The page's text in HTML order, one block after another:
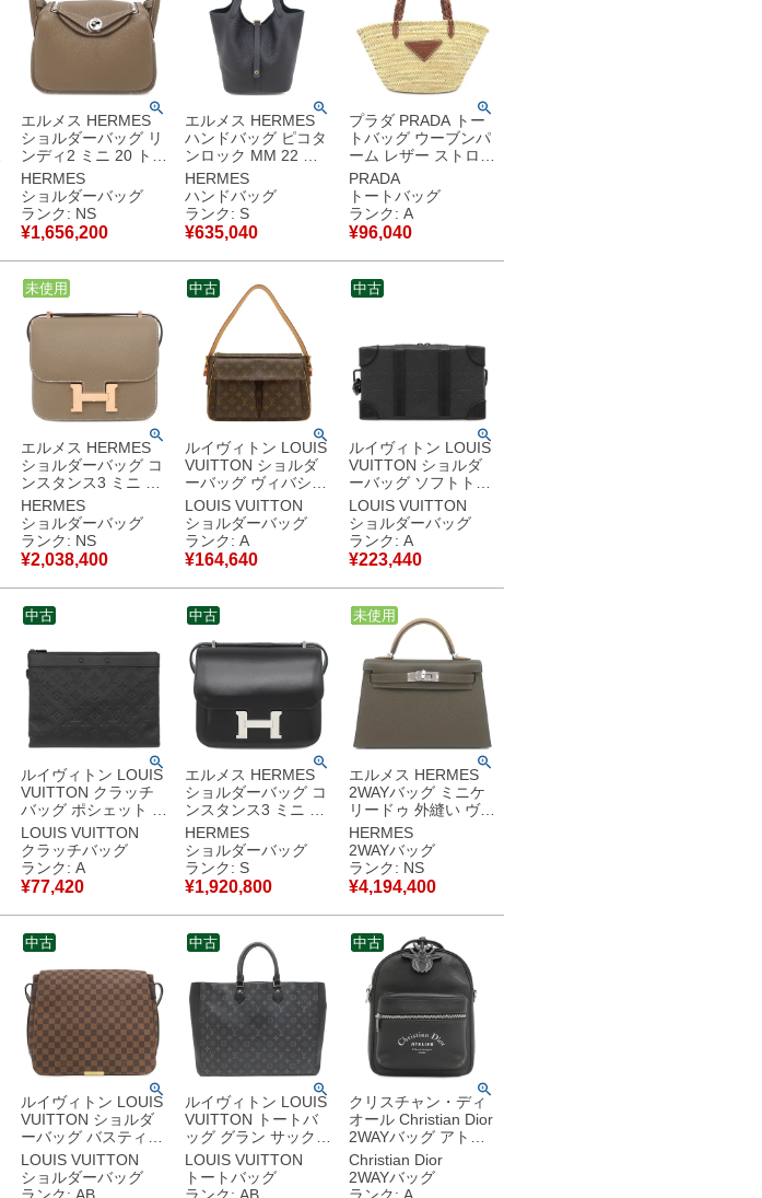
エルメス HERMES
ショルダーバッグ リ
ンディ2 ミニ 20 トリ
ヨンクレマンス エト
ゥープ シルバー金具
新品 未使用 グレージ
ュ U 【箱】 【中古】
未使用保管品
HERMES
ショルダーバッグ
ランク: NS
¥1,656,200
エルメス HERMES
ハンドバッグ ピコタ
ンロック MM 22 ト
リヨンクレマンス キ
ャバン ゴールド金具
紺 2025年製 K 【保
存袋】 【中古】未使
用保管品
HERMES
ハンドバッグ
ランク: S
¥635,040
プラダ PRADA トー
トバッグ ウーブンパ
ーム レザー ストロー
レザー ナチュラル×
コニャック かごバッ
グ カゴバッグ 三角ロ
ゴ 1BG314 【中古】
中古美品
PRADA
トートバッグ
ランク: A
¥96,040
エルメス HERMES
ショルダーバッグ コ
ンスタンス3 ミニ ミ
ロワール ヴォーエプ
ソン エトゥープ ピン
クゴールド金具 未使
用 PG RG 2025年製
K 【箱】 【中古】未
使用保管品
HERMES
ショルダーバッグ
ランク: NS
¥2,038,400
中古
未使用
ルイヴィトン LOUIS
VUITTON ショルダ
ーバッグ ヴィバシテ
GM モノグラムキャ
ンバス モノグラム ゴ
ールド金具 茶
M51163 AR0065
【中古】中古美品
LOUIS VUITTON
ショルダーバッグ
ランク: A
¥164,640
中古
ルイヴィトン LOUIS
VUITTON ショルダ
ーバッグ ソフトトラ
ンク ウォレット レザ
ー トリヨンレザー ブ
ラック マットブラッ
ク金具 ラウンドファ
スナー M80224
RFID 【保存袋】
【中古】中古美品
LOUIS VUITTON
ショルダーバッグ
ランク: A
¥223,440
中古
ルイヴィトン LOUIS
VUITTON クラッチ
バッグ ポシェット ト
ゥ ゴー レザー モノ
グラムシャドウレザ
ー ブラック マットブ
ラック金具 セカンド
バッグ M81570
RFID 【中古】中古
美品
LOUIS VUITTON
クラッチバッグ
ランク: A
¥77,420
中古
エルメス HERMES
ショルダーバッグ コ
ンスタンス3 ミニ ミ
ロワール ボックスカ
ーフ ブラック シルバ
ー金具 2024年製 W
【箱】 【中古】未使
用保管品
HERMES
ショルダーバッグ
ランク: S
¥1,920,800
中古
エルメス HERMES
2WAYバッグ ミニケ
リードゥ 外縫い ヴォ
ーエプソン ヴェール
ロデン×デュンヌ×ブ
ラック シルバー金具
新品 未使用 トリコロ
ール 2026年製 G
【箱】 【中古】未使
用保管品
HERMES
2WAYバッグ
ランク: NS
¥4,194,400
中古
未使用
ルイヴィトン LOUIS
VUITTON ショルダ
ーバッグ バスティー
ユ ダミエキャンバス
ダミエエベヌ ゴール
ド金具 茶 N45258
LOUIS VUITTON
ショルダーバッグ
中古
ルイヴィトン LOUIS
VUITTON トートバ
ッグ グラン サック
モノグラムエクリプ
ス モノグラムエクリ
プス シルバー金具
LOUIS VUITTON
トートバッグ
中古
クリスチャン・ディ
オール Christian Dior
2WAYバッグ アトリ
エ ショルダーバッグ
カーフ ブラック シル
バー金具 黒 【中古】
Christian Dior
2WAYバッグ
中古